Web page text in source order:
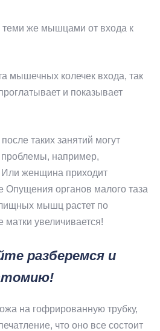
теми же мышцами от входа к
мышечных колечек входа, так
и показывает
таких занятий могут
проблемы, например,
Или женщина приходит
Опущения органов малого таза
мышц растет по
увеличивается!
разберемся и
на гофрированную трубку,
что оно все состоит